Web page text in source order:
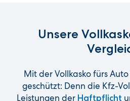
Unsere
Mit der Vollkasko fürs
geschützt: Denn die Kfz-
Leistungen der Haftpflicht